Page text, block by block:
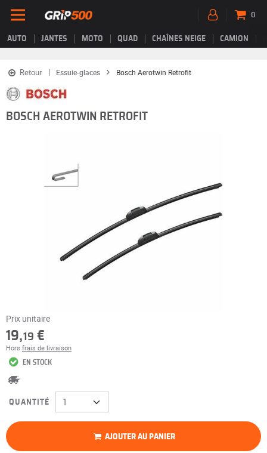
AUTO JANTES MOTO QUAD CHAÎNES NEIGE CAMION
0
Retour Essuie-glaces Bosch Aerotwin Retrofit
BOSCH AEROTWIN RETROFIT
Prix unitaire
19,19 €
Hors frais de livraison
EN STOCK
QUANTITÉ
AJOUTER AU PANIER